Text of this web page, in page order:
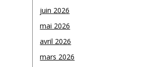
juin 2026
mai 2026
avril 2026
mars 2026